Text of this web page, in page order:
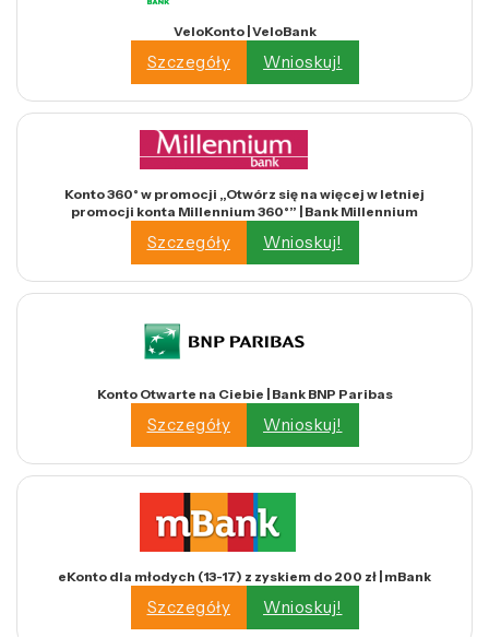
VeloKonto | VeloBank
Szczegóły Wnioskuj!
Konto 360° w promocji „Otwórz się na więcej w letniej
promocji konta Millennium 360°” | Bank Millennium
Szczegóły Wnioskuj!
Konto Otwarte na Ciebie | Bank BNP Paribas
Szczegóły Wnioskuj!
eKonto dla młodych (13-17) z zyskiem do 200 zł | mBank
Szczegóły Wnioskuj!